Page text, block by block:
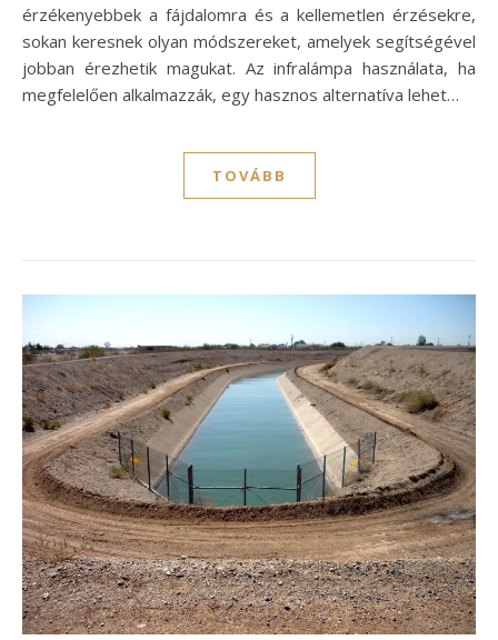
érzékenyebbek a fájdalomra és a kellemetlen érzésekre,
sokan keresnek olyan módszereket, amelyek segítségével
jobban érezhetik magukat. Az infralámpa használata, ha
megfelelően alkalmazzák, egy hasznos alternatíva lehet…
TOVÁBB